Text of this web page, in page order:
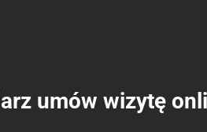
umów wizytę